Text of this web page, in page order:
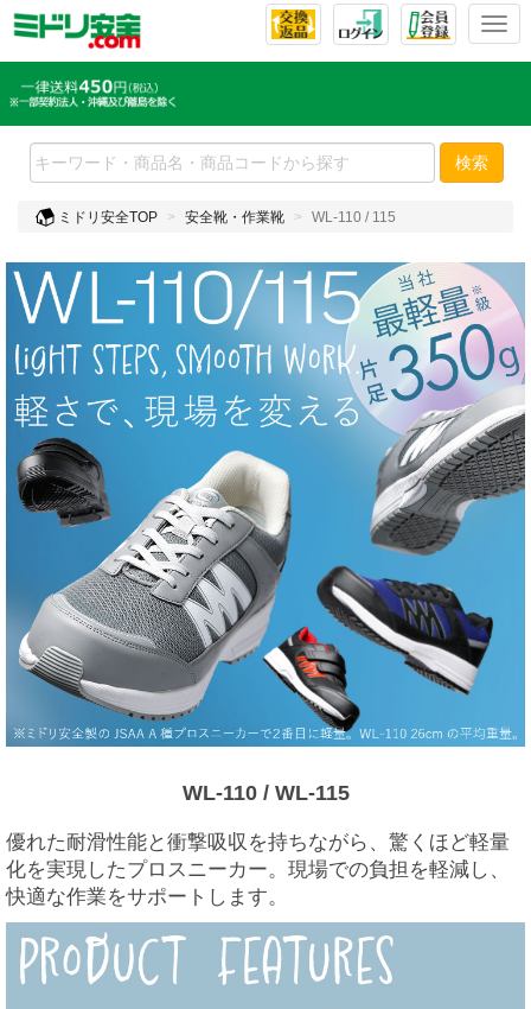
検索
ミドリ安全TOP 安全靴・作業靴 WL-110 / 115
WL-110 / WL-115
優れた耐滑性能と衝撃吸収を持ちながら、驚くほど軽量
化を実現したプロスニーカー。現場での負担を軽減し、
快適な作業をサポートします。